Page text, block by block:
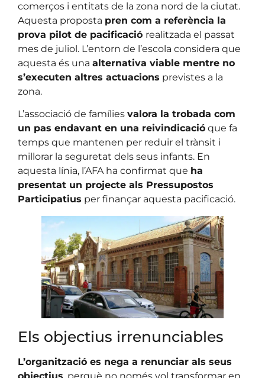
comerços i entitats de la zona nord de la ciutat.
Aquesta proposta pren com a referència la
prova pilot de pacificació realitzada el passat
mes de juliol. L’entorn de l’escola considera que
aquesta és una alternativa viable mentre no
s’executen altres actuacions previstes a la
zona.
L’associació de famílies valora la trobada com
un pas endavant en una reivindicació que fa
temps que mantenen per reduir el trànsit i
millorar la seguretat dels seus infants. En
aquesta línia, l’AFA ha confirmat que ha
presentat un projecte als Pressupostos
Participatius per finançar aquesta pacificació.
Els objectius irrenunciables
L’organització es nega a renunciar als seus